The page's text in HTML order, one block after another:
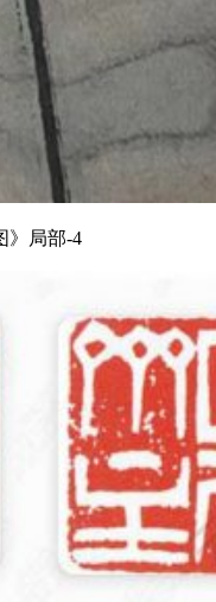
》局部-4